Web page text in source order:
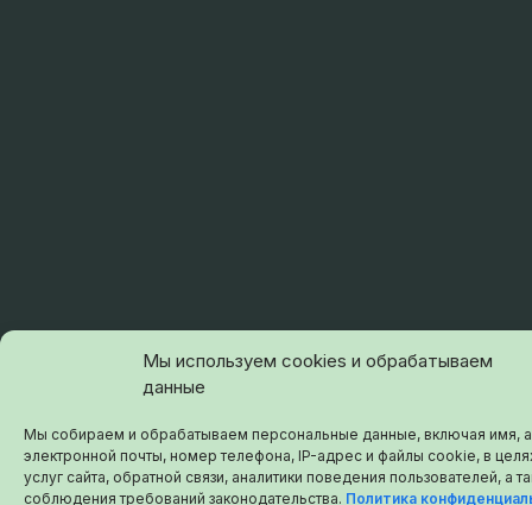
Мы используем cookies и обрабатываем
данные
Мы собираем и обрабатываем персональные данные, включая имя,
электронной почты, номер телефона, IP-адрес и файлы cookie, в
услуг сайта, обратной связи, аналитики поведения пользователей, а
соблюдения требований законодательства. Политика